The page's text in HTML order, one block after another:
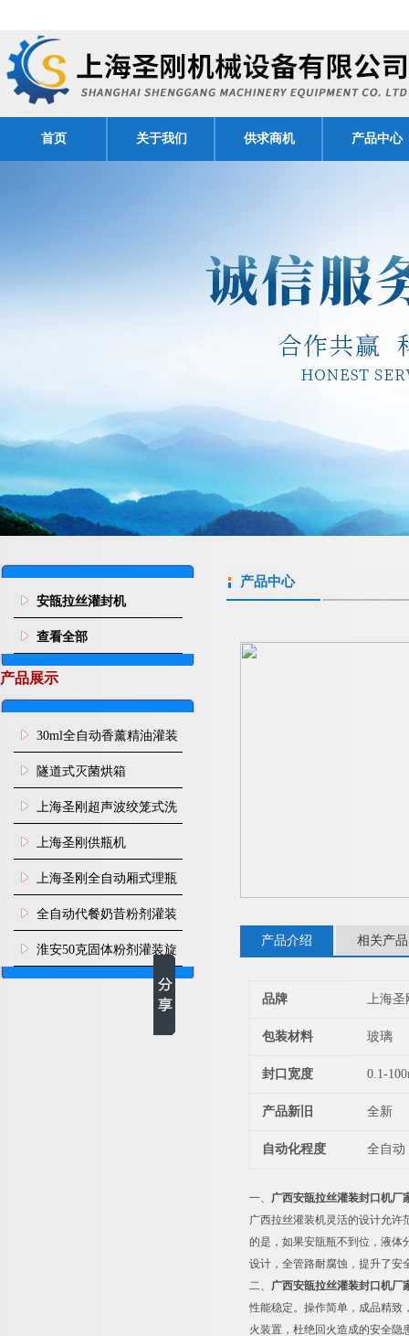
首页 关于我们 供求商机 产品中心
安瓿拉丝灌封机
查看全部
产品展示
30ml全自动香薰精油灌装
旋盖机
隧道式灭菌烘箱
上海圣刚超声波绞笼式洗
瓶机
上海圣刚供瓶机
上海圣刚全自动厢式理瓶
机
全自动代餐奶昔粉剂灌装
生产线
淮安50克固体粉剂灌装旋
盖机
产品中心
产品介绍 相关产品
品牌 上海圣
包装材料 玻璃
封口宽度 0.1-
产品新旧 全新
自动化程度 全自动
一、 广西安瓿拉丝灌装封口机厂
广西拉丝灌装机灵活的设计允许
的是，如果安瓿瓶不到位，液体
设计，全管路耐腐蚀，提升了安
二、 广西安瓿拉丝灌装封口机厂
性能稳定。操作简单，成品精致
火装置，杜绝回火造成的安全隐